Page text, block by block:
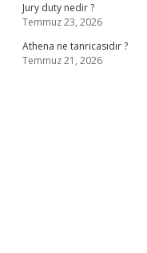
Jury duty nedir ?
Temmuz 23, 2026
Athena ne tanricasıdır ?
Temmuz 21, 2026